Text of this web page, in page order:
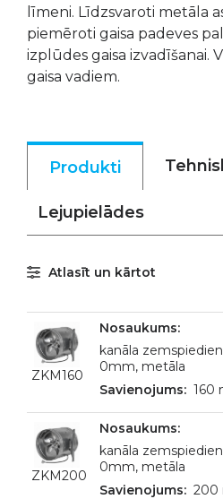
līmeni. Līdzsvaroti metāla
piemēroti gaisa padeves
izplūdes gaisa izvadīšanai.
gaisa vadiem.
Produkti
Lejupielādes
Atlasīt un kārtot
ZKM160
kanāla
0mm, metāla
160
ZKM200
kanāla
0mm, metāla
200